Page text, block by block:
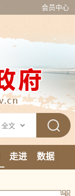
会员中心
走进
数据